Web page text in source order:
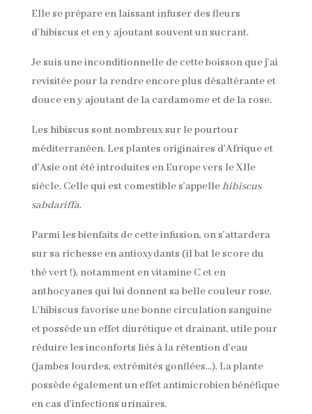
Elle se prépare en laissant infuser des fleurs
d’hibiscus et en y ajoutant souvent un sucrant.
Je suis une inconditionnelle de cette boisson que j’ai
revisitée pour la rendre encore plus désaltérante et
douce en y ajoutant de la cardamome et de la rose.
Les hibiscus sont nombreux sur le pourtour
méditerranéen. Les plantes originaires d’Afrique et
d’Asie ont été introduites en Europe vers le XIIe
siècle. Celle qui est comestible s’appellehibiscus
sabdariffa.
Parmi les bienfaits de cette infusion, on s’attardera
sur sa richesse en antioxydants (il bat le score du
thé vert !), notamment en vitamine C et en
anthocyanes qui lui donnent sa belle couleur rose.
L’hibiscus favorise une bonne circulation sanguine
et possède un effet diurétique et drainant, utile pour
réduire les inconforts liés à la rétention d’eau
(jambes lourdes, extrémités gonflées…). La plante
possède également un effet antimicrobien bénéfique
en cas d’infections urinaires.